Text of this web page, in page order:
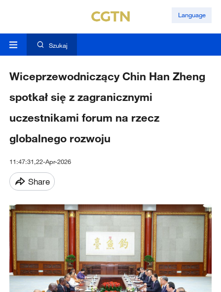
Language
Szukaj
Wiceprzewodniczący Chin Han Zheng
spotkał się z zagranicznymi
uczestnikami forum na rzecz
globalnego rozwoju
11:47:31,22-Apr-2026
Share